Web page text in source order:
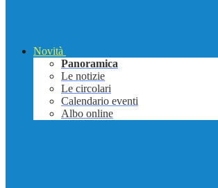
Novità
Panoramica
Le notizie
Le circolari
Calendario eventi
Albo online